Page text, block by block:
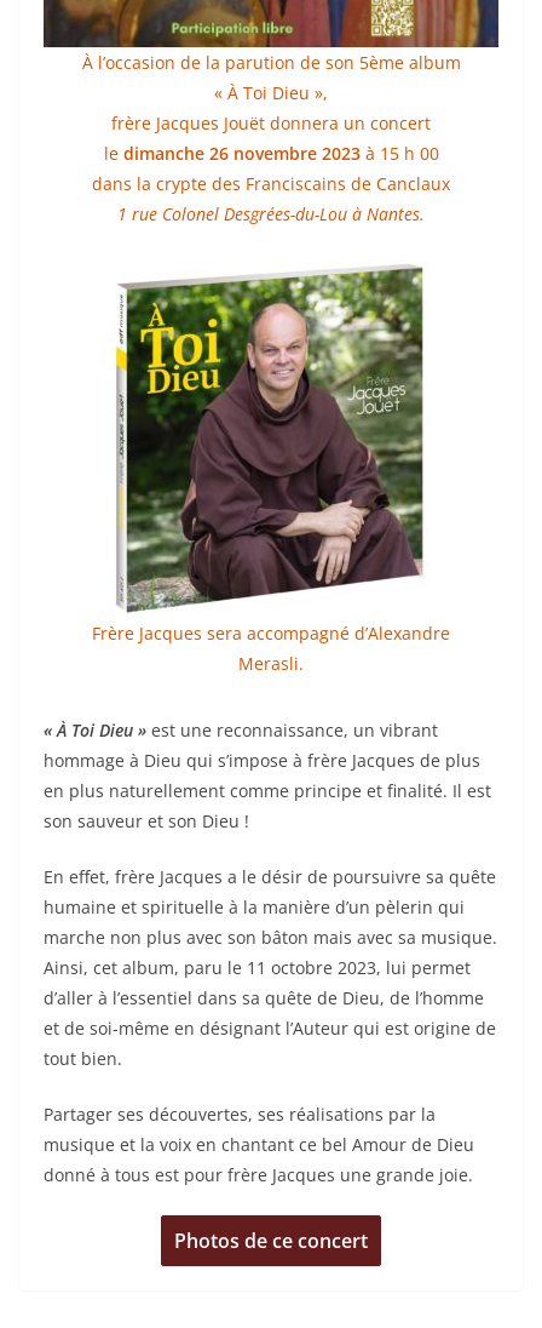
À l’occasion de la parution de son 5ème album
« À Toi Dieu »,
frère Jacques Jouët donnera un concert
le dimanche 26 novembre 2023à 15 h 00
dans la crypte des Franciscains de Canclaux
1 rue Colonel Desgrées-du-Lou à Nantes.
Frère Jacques sera accompagné d’Alexandre
Merasli.
« À Toi Dieu » est une reconnaissance, un vibrant
hommage à Dieu qui s’impose à frère Jacques de plus
en plus naturellement comme principe et finalité. Il est
son sauveur et son Dieu !
En effet, frère Jacques a le désir de poursuivre sa quête
humaine et spirituelle à la manière d’un pèlerin qui
marche non plus avec son bâton mais avec sa musique.
Ainsi, cet album, paru le 11 octobre 2023, lui permet
d’aller à l’essentiel dans sa quête de Dieu, de l’homme
et de soi-même en désignant l’Auteur qui est origine de
tout bien.
Partager ses découvertes, ses réalisations par la
musique et la voix en chantant ce bel Amour de Dieu
donné à tous est pour frère Jacques une grande joie.
Photos de ce concert